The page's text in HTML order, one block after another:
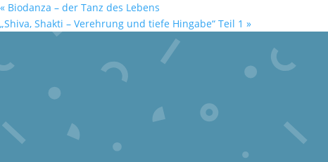
« Biodanza – der Tanz des Lebens
„Shiva, Shakti – Verehrung und tiefe Hingabe“ Teil 1 »